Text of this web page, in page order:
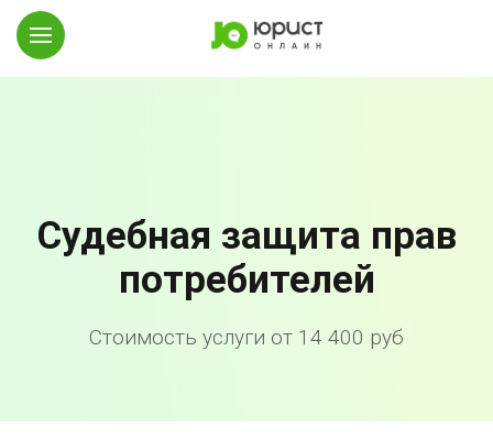
Судебная защита прав
потребителей
Стоимость услуги от 14 400 руб